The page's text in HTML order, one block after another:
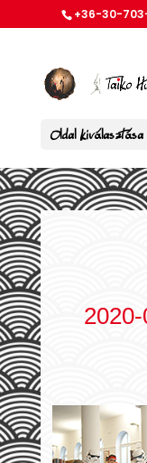
+36-30-
Oldal kiválasztása